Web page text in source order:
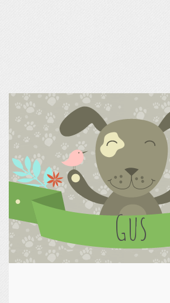
Gus